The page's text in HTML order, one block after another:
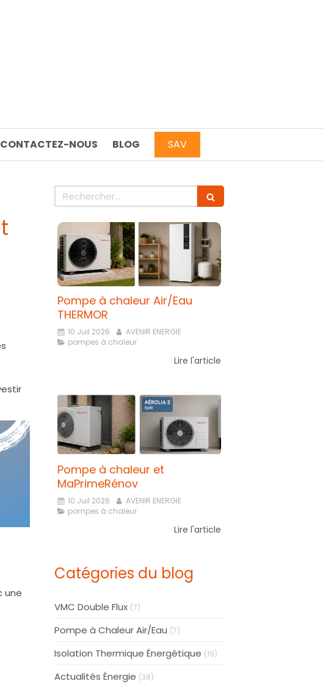
CONTACTEZ-NOUS BLOG SAV
une
Rechercher
Pompe à chaleur Air/Eau
THERMOR
10 Juil 2026
AVENIR ENERGIE
pompes à chaleur
Lire l'article
Pompe à chaleur et
MaPrimeRénov
10 Juil 2026
AVENIR ENERGIE
pompes à chaleur
Lire l'article
Catégories du blog
VMC Double Flux (7)
Pompe à Chaleur Air/Eau (7)
Isolation Thermique Énergétique (19)
Actualités Énergie (38)